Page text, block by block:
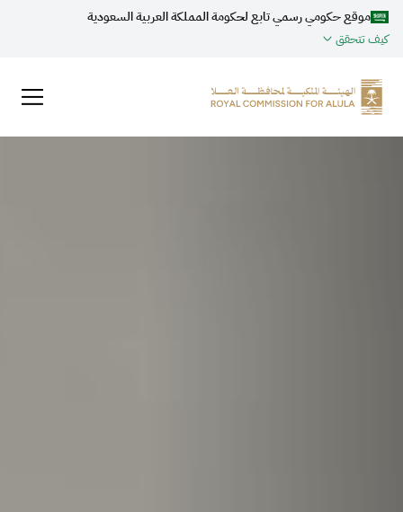
موقع حكومي رسمي تابع لحكومة المملكة العربية السعودية
كيف تتحقق